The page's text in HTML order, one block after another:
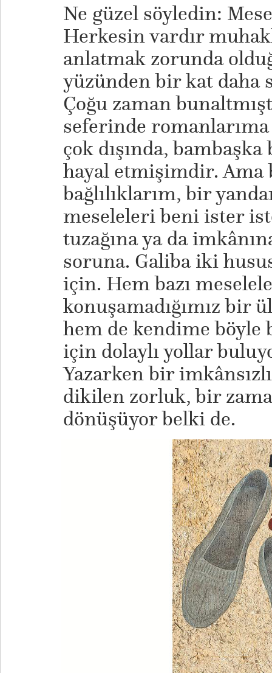
Ne güzel söyledin:
Herkesin vardır
anlatmak zorunda
yüzünden bir kat daha
Çoğu zaman
seferinde
çok dışında,
hayal etmişimdir.
bağlılıklarım, bir
meseleleri beni ister
tuzağına ya da
soruna. Galiba iki
için. Hem bazı
konuşamadığımız bir
hem de kendime
için dolaylı yollar
Yazarken bir
dikilen zorluk, bir
dönüşüyor belki de.